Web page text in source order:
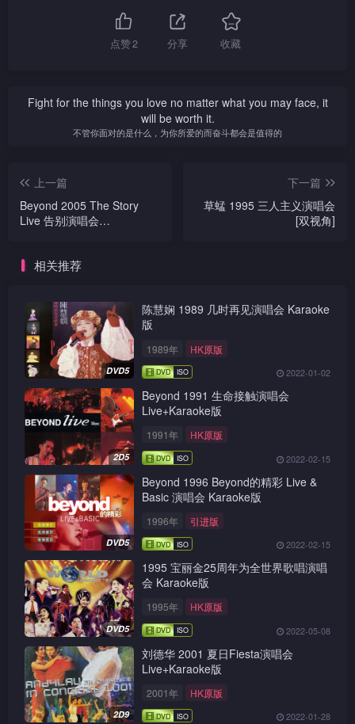
点赞2 分享 收藏
Fight for the things you love no matter what you may face, it
will be worth it.
不管你面对的是什么，为你所爱的而奋斗都会是值得的
上一篇
Beyond 2005 The Story
Live 告别演唱会
下一篇
草蜢 1995 三人主义演唱会
[双视角]
相关推荐
DVD5
陈慧娴 1989 几时再见演唱会 Karaoke
版
1989年 HK原版
2022-01-02
2D5
Beyond 1991 生命接触演唱会
Live+Karaoke版
1991年 HK原版
2022-02-15
DVD5
Beyond 1996 Beyond的精彩 Live &
Basic 演唱会 Karaoke版
1996年 引进版
2022-02-15
DVD5
1995 宝丽金25周年为全世界歌唱演唱
会 Karaoke版
1995年 HK原版
2022-05-08
2D9
刘德华 2001 夏日Fiesta演唱会
Live+Karaoke版
2001年 HK原版
2022-01-28